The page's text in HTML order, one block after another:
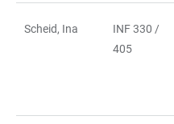
Scheid, Ina
INF 330 /
405